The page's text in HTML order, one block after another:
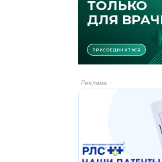
Реклама